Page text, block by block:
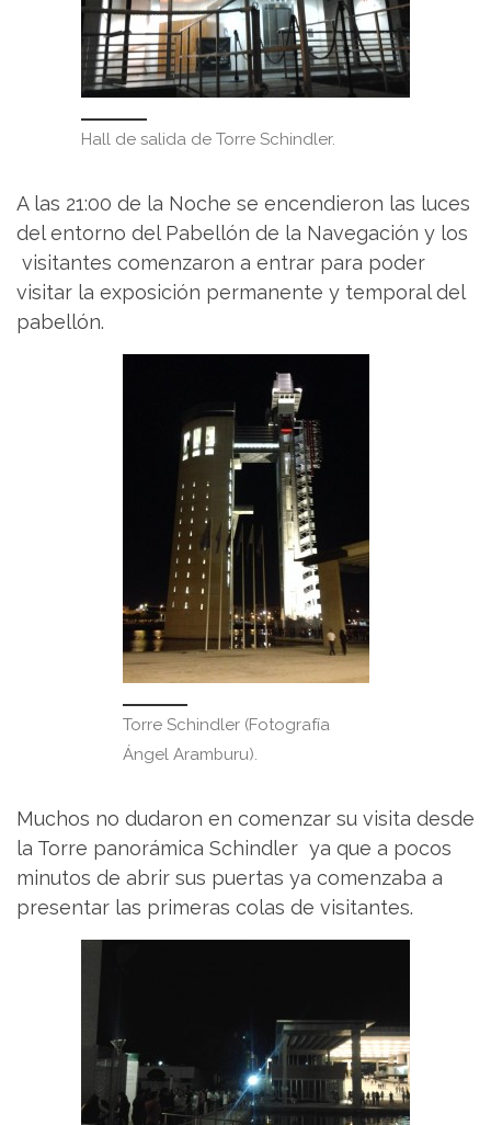
Hall de salida de Torre Schindler.
A las 21:00 de la Noche se encendieron las luces
del entorno del Pabellón de la Navegación y los
visitantes comenzaron a entrar para poder
visitar la exposición permanente y temporal del
pabellón.
Torre Schindler (Fotografía
Ángel Aramburu).
Muchos no dudaron en comenzar su visita desde
la Torre panorámica Schindler ya que a pocos
minutos de abrir sus puertas ya comenzaba a
presentar las primeras colas de visitantes.